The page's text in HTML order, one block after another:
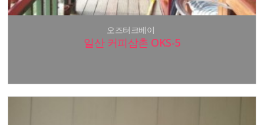
오즈터크베이
일산 커피삼촌 OKS-5